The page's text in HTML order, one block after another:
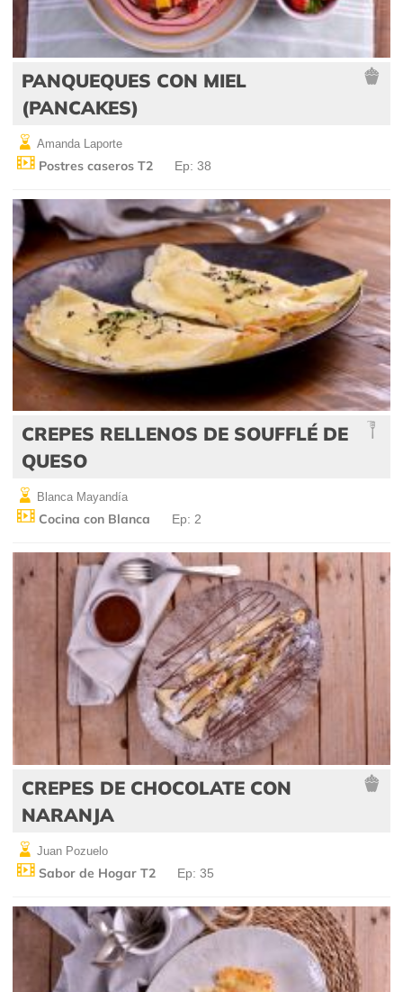
PANQUEQUES CON MIEL
(PANCAKES)
Amanda Laporte
Postres caseros T2 Ep: 38
CREPES RELLENOS DE SOUFFLÉ DE
QUESO
Blanca Mayandía
Cocina con Blanca Ep: 2
CREPES DE CHOCOLATE CON
NARANJA
Juan Pozuelo
Sabor de Hogar T2 Ep: 35